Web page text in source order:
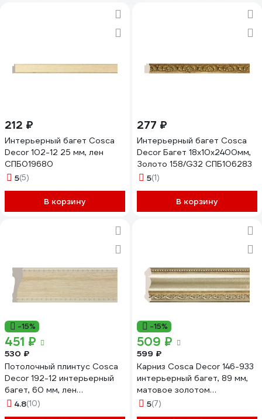
212 ₽
Интерьерный багет Cosca
Decor 102-12 25 мм, лен
СПБ019680
5(5)
В корзину
277 ₽
Интерьерный багет Cosca
Decor Багет 18x10x2400мм,
Золото 158/G32 СПБ106283
5(1)
В корзину
-15%
451 ₽
530 ₽
Потолочный плинтус Cosca
Decor 192-12 интерьерный
багет, 60 мм, лен
СПБ019690
4.8(10)
-15%
509 ₽
599 ₽
Карниз Cosca Decor 146-933
интерьерный багет, 89 мм,
матовое золотом
СПБ016575
5(7)